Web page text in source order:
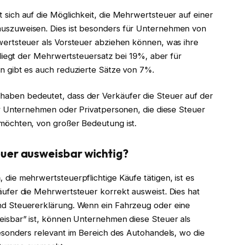
sich auf die Möglichkeit, die Mehrwertsteuer auf einer
Dies ist besonders für Unternehmen von
als Vorsteuer abziehen können, was ihre
der Mehrwertsteuersatz bei 19%, aber für
gibt es auch reduzierte Sätze von 7%.
bedeutet, dass der Verkäufer die Steuer auf der
oder Privatpersonen, die diese Steuer
von großer Bedeutung ist.
ausweisbar wichtig?
die mehrwertsteuerpflichtige Käufe tätigen, ist es
die Mehrwertsteuer korrekt ausweist. Dies hat
Steuererklärung. Wenn ein Fahrzeug oder eine
ist, können Unternehmen diese Steuer als
relevant im Bereich des Autohandels, wo die